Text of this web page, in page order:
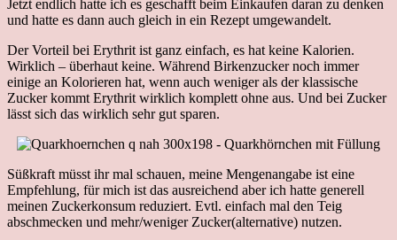
Jetzt endlich hatte ich es geschafft beim Einkaufen daran zu denken
und hatte es dann auch gleich in ein Rezept umgewandelt.
Der Vorteil bei Erythrit ist ganz einfach, es hat keine Kalorien.
Wirklich – überhaut keine. Während Birkenzucker noch immer
einige an Kolorieren hat, wenn auch weniger als der klassische
Zucker kommt Erythrit wirklich komplett ohne aus. Und bei Zucker
lässt sich das wirklich sehr gut sparen.
Süßkraft müsst ihr mal schauen, meine Mengenangabe ist eine
Empfehlung, für mich ist das ausreichend aber ich hatte generell
meinen Zuckerkonsum reduziert. Evtl. einfach mal den Teig
abschmecken und mehr/weniger Zucker(alternative) nutzen.